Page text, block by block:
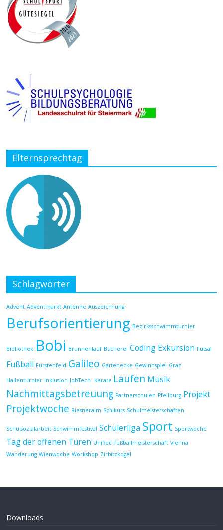
Elternsprechtag
Schlagwörter
Advent Adventmarkt Antenne Auszeichnung
Berufsorientierung Bezirksschwimmturnier
Bibliothek Bobi Brunnenlauf Bücherei Coding Exkursion Futsal
Fußball Fürstenfeld Galileo Gartenecke Gewinnspiel Graz
Hallenturnier Inklusion JobTech. Karate Laufen Musik
Nachmittagsbetreuung Partnerschulen Pfeilburg Projekt
Projektwoche Riesneralm Schikurs Schulmeisterschaften
Schulsozialarbeit Schwimmfestival Schülerliga Sport Sportwoche
Tag der offenen Türen Unified Fußballmeisterschaft Vienna
Wanderung Wienwoche Workshop Zirbitzkogel
Downloads